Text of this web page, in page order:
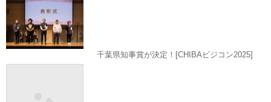
千葉県知事賞が決定！[CHIBAビジコン2025]